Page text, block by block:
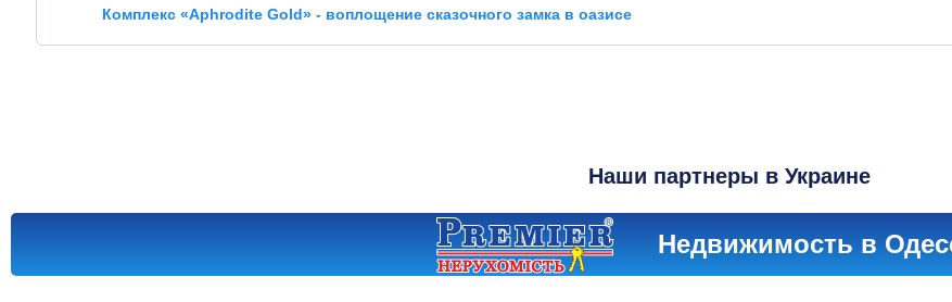
Комплекс «Aphrodite Gold» - воплощение сказочного замка в оазисе
Наши партнеры в Украине
Недвижимость в